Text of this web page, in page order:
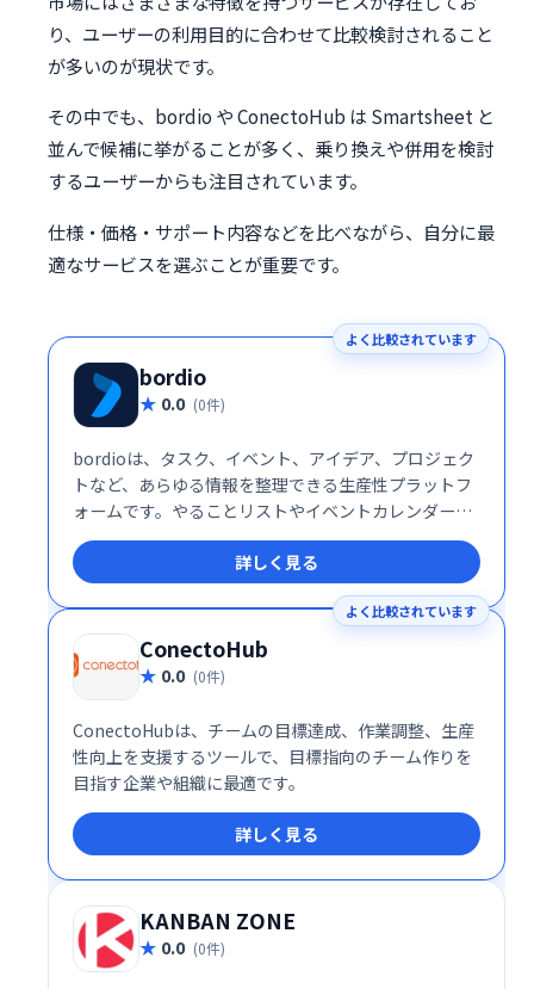
り、ユーザーの利用目的に合わせて比較検討されること
が多いのが現状です。
その中でも、bordio や ConectoHub は Smartsheet と
並んで候補に挙がることが多く、乗り換えや併用を検討
するユーザーからも注目されています。
仕様・価格・サポート内容などを比べながら、自分に最
適なサービスを選ぶことが重要です。
よく比較されています
bordio
0.0 (0件)
bordioは、タスク、イベント、アイデア、プロジェク
トなど、あらゆる情報を整理できる生産性プラットフ
ォームです。やることリストやイベントカレンダーな
ども統合管理でき、効率的なワークフローを実現しま
す。 日々の業務をスムーズに進め、生産性を向上させ
たい方におすすめです。
詳しく見る
よく比較されています
ConectoHub
0.0 (0件)
ConectoHubは、チームの目標達成、作業調整、生産
性向上を支援するツールで、目標指向のチーム作りを
目指す企業や組織に最適です。
詳しく見る
KANBAN ZONE
0.0 (0件)